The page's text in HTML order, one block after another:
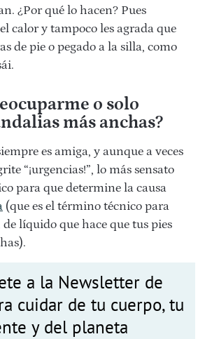
¿Por qué lo hacen? Pues
calor y tampoco les agrada que
de pie o pegado a la silla, como
o solo
más anchas?
es amiga, y aunque a veces
“¡urgencias!”, lo más sensato
para que determine la causa
(que es el término técnico para
líquido que hace que tus pies
a la Newsletter de
cuidar de tu cuerpo, tu
y del planeta